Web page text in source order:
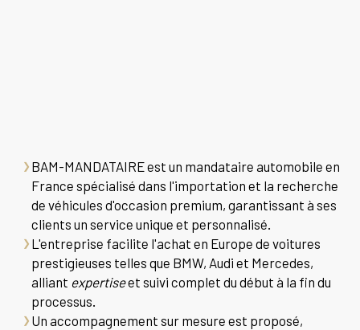
BAM-MANDATAIRE est un mandataire automobile en
France spécialisé dans l'importation et la recherche
de véhicules d'occasion premium, garantissant à ses
clients un service unique et personnalisé.
L'entreprise facilite l'achat en Europe de voitures
prestigieuses telles que BMW, Audi et Mercedes,
alliant expertiseet suivi complet du début à la fin du
processus.
Un accompagnement sur mesure est proposé,